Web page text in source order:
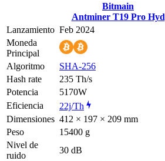
Bitmain
Antminer T19 Pro Hyd
Lanzamiento Feb 2024
Moneda
Principal
Algoritmo
SHA-256
Hash rate
235 Th/s
Potencia
5170W
Eficiencia
22j/Th
Dimensiones 412 × 197 × 209 mm
Peso
15400 g
Nivel de
ruido
30 dB